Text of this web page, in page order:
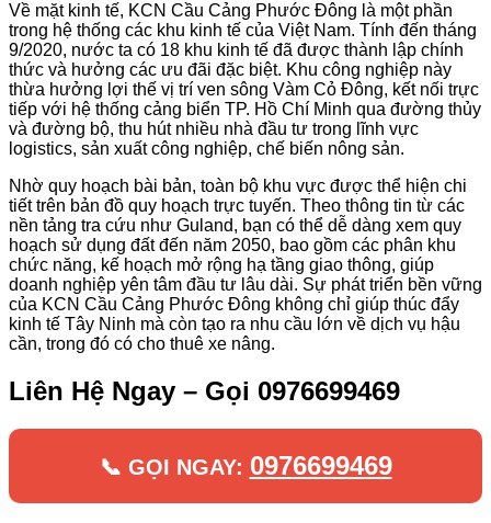
Về mặt kinh tế, KCN Cầu Cảng Phước Đông là một phần
trong hệ thống các khu kinh tế của Việt Nam. Tính đến tháng
9/2020, nước ta có 18 khu kinh tế đã được thành lập chính
thức và hưởng các ưu đãi đặc biệt. Khu công nghiệp này
thừa hưởng lợi thế vị trí ven sông Vàm Cỏ Đông, kết nối trực
tiếp với hệ thống cảng biển TP. Hồ Chí Minh qua đường thủy
và đường bộ, thu hút nhiều nhà đầu tư trong lĩnh vực
logistics, sản xuất công nghiệp, chế biến nông sản.
Nhờ quy hoạch bài bản, toàn bộ khu vực được thể hiện chi
tiết trên bản đồ quy hoạch trực tuyến. Theo thông tin từ các
nền tảng tra cứu như Guland, bạn có thể dễ dàng xem quy
hoạch sử dụng đất đến năm 2050, bao gồm các phân khu
chức năng, kế hoạch mở rộng hạ tầng giao thông, giúp
doanh nghiệp yên tâm đầu tư lâu dài. Sự phát triển bền vững
của KCN Cầu Cảng Phước Đông không chỉ giúp thúc đẩy
kinh tế Tây Ninh mà còn tạo ra nhu cầu lớn về dịch vụ hậu
cần, trong đó có cho thuê xe nâng.
Liên Hệ Ngay – Gọi 0976699469
📞 GỌI NGAY: 0976699469